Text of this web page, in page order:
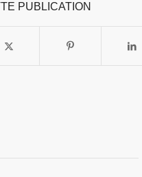
PUBLICATION